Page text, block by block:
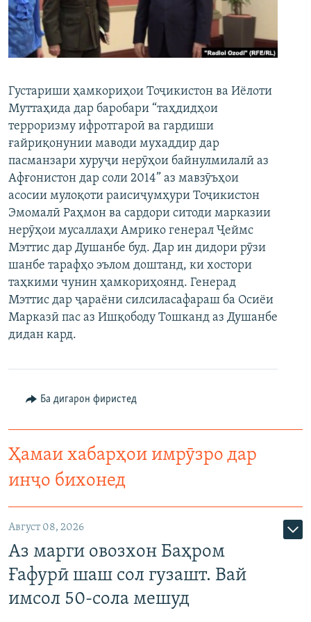
ГУЗОРИШҲОИ РАДИОӢ
Русский
Ҳамаи сомонаҳои RFE/RL
Густариши ҳамкориҳои Тоҷикистон ва Иёлоти
Муттаҳида дар баробари “таҳдидҳои
терроризму ифротгароӣ ва гардиши
ғайриқонунии маводи мухаддир дар
пасманзари хуруҷи нерӯҳои байнулмилалӣ аз
Афғонистон дар соли 2014” аз мавзӯъҳои
асосии мулоқоти раисиҷумҳури Тоҷикистон
Эмомалӣ Раҳмон ва сардори ситоди марказии
нерӯҳои мусаллаҳи Амрико генерал Ҷеймс
Мэттис дар Душанбе буд. Дар ин дидори рӯзи
шанбе тарафҳо эълом доштанд, ки хостори
таҳкими чунин ҳамкориҳоянд. Генерад
Мэттис дар ҷараёни силсиласафараш ба Осиёи
Марказӣ пас аз Ишқободу Тошканд аз Душанбе
дидан кард.
Ба дигарон фиристед
Ҳамаи хабарҳои имрӯзро дар
инҷо бихонед
Август 08, 2026
Аз марги овозхон Баҳром
Ғафурӣ шаш сол гузашт. Вай
имсол 50-сола мешуд